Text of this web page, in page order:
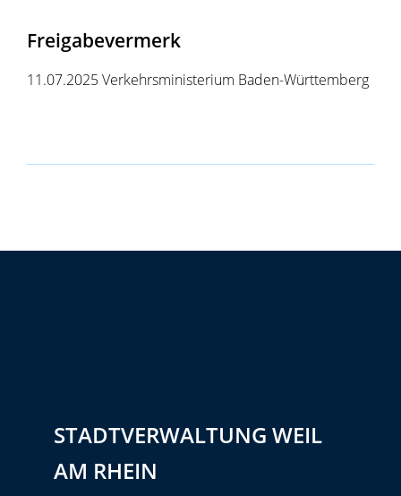
Freigabevermerk
11.07.2025Verkehrsministerium Baden-Württemberg
STADTVERWALTUNG WEIL
AM RHEIN